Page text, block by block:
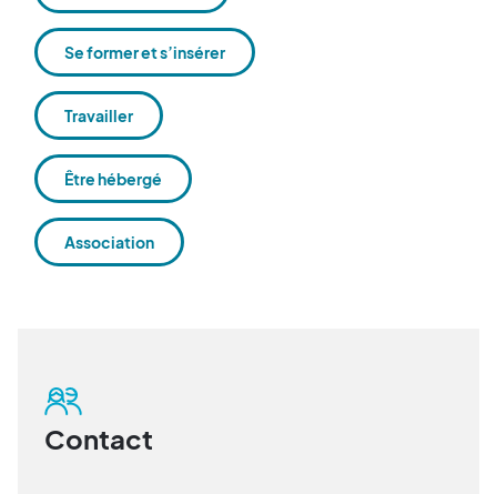
Se former et s’insérer
Travailler
Être hébergé
Association
Contact